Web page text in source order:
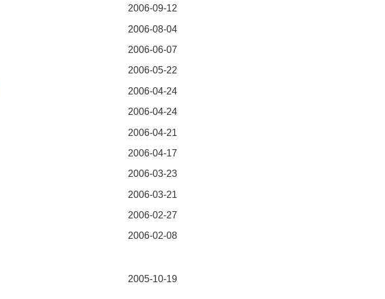
2006-09-12
2006-08-04
2006-06-07
2006-05-22
2006-04-24
2006-04-24
2006-04-21
2006-04-17
2006-03-23
2006-03-21
2006-02-27
2006-02-08
2005-10-19